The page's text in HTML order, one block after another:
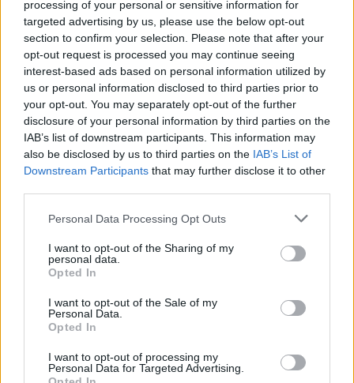
processing of your personal or sensitive information for
targeted advertising by us, please use the below opt-out
section to confirm your selection. Please note that after your
opt-out request is processed you may continue seeing
interest-based ads based on personal information utilized by
us or personal information disclosed to third parties prior to
your opt-out. You may separately opt-out of the further
disclosure of your personal information by third parties on the
IAB’s list of downstream participants. This information may
also be disclosed by us to third parties on the IAB’s List of
Downstream Participants that may further disclose it to other
Personal Data Processing Opt Outs
I want to opt-out of the Sharing of my
personal data.
Opted In
I want to opt-out of the Sale of my
Personal Data.
Opted In
I want to opt-out of processing my
Personal Data for Targeted Advertising.
wenn Du in diesem Forum aktiv an den Gesprächen
teilnehmen oder eigene Themen starten möchtest,
musst Du Dich bitte zunächst im Spiel einloggen.
Falls Du noch keinen Spielaccount besitzt, bitte
registriere Dich neu. Wir freuen uns auf Deinen
nächsten Besuch in unserem Forum! „Zum Spiel“
»ΛϾΞ†ÐłΞ†ŦΞUΞЯŦΛUSТ«
User
Wie wäre es wenn es immer am nächsten Tag eine Liste
geben würde auf der man sieht wer für wie viel was
ersteigert hat? Grade beim Blutmonddeck interessiert es
mich persönlich ja sehr und ich denke auch ein paar andere
18 Dezember 2013
★★ĎÁVŶĴŐŃĔŚ★★
User
Nunja sage es mal so gibt es bei der normalen Auktion ja